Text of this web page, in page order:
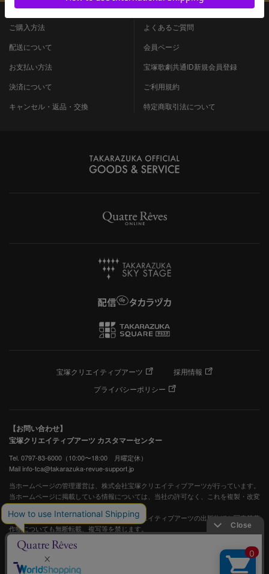
ご購入方法
配送について
お支払い方法
決済について
キャンセル・返品・交換
よくあるご質問
会員ページ
宝塚歌劇共通ID新規会員登録
ご利用規約
特定商取引法について
宝塚クリエイティブアーツ
採用情報
プライバシーポリシー
【お問い合わせ】
宝塚クリエイティブアーツ カスタマーセンター
Tel. 0797-83-6000（10:00〜18:00 月曜定休）
Mail info-tca@takarazuka-revue-support.jp
当ホームページの管理運営は、株式会社宝塚クリエイティブアーツが行っています。
当ホームページに掲載している情報については、当社の許可なく、これを複製・改変
することを固く禁止します。
また、阪急電鉄並びに宝塚歌劇団、宝塚クリエイティブアーツの出版物ほか写真等著
作物についても無断転載、複写等を禁じます。
宝塚歌劇公式ホームページ
JASRAC許諾番号：S0507081515